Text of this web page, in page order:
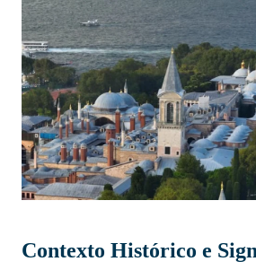
Contexto Histórico e